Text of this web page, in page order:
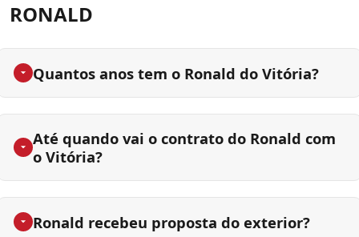
RONALD
Quantos anos tem o Ronald do Vitória?
Até quando vai o contrato do Ronald com
o Vitória?
Ronald recebeu proposta do exterior?